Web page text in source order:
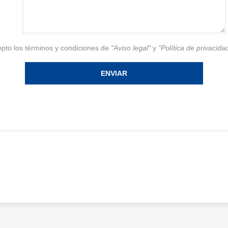
los términos y condiciones de "Aviso legal"y "Política de
ENVIAR